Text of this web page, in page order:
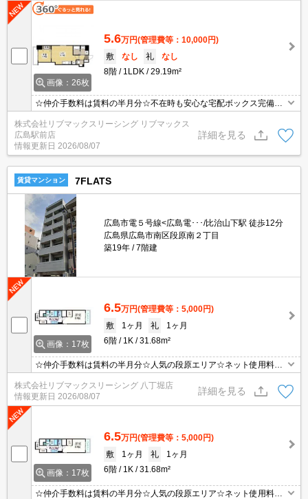
画像：26枚
5.6万円(管理費等：10,000円)
敷
なし 礼
なし
8階
1LDK 29.19m²
☆仲介手数料は賃料の半月分☆不在時も安心な宅配ボックス完備☆
やスーパーがありお買い物らくらく
株式会社リブマックスリーシング リブマックス
広島駅前店
情報更新日 2026/08/07
詳細を見る
賃貸マンション 7FLATS
広島市電５号線<広島電･･･/比治山下駅 徒歩12分
広島県広島市南区段原南２丁目
築19年
7階建
画像：17枚
6.5万円(管理費等：5,000円)
敷
1ヶ月 礼
1ヶ月
6階
1K 31.68m²
☆仲介手数料は賃料の半月分☆人気の段原エリア☆ネット使用料無
心☆近隣にスーパーやコンビニがあり住環境良好です☆便利な宅配
ボックスあり☆彡
株式会社リブマックスリーシング 八丁堀店
情報更新日 2026/08/07
詳細を見る
画像：17枚
6.5万円(管理費等：5,000円)
敷
1ヶ月 礼
1ヶ月
6階
1K 31.68m²
☆仲介手数料は賃料の半月分☆人気の段原エリア☆ネット使用料無